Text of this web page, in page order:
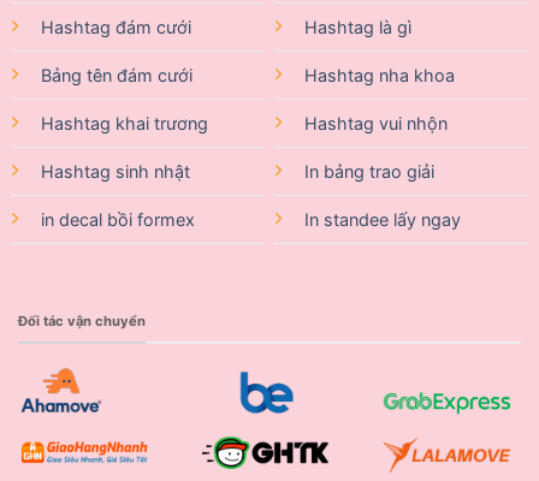
Hashtag đám cưới
Bảng tên đám cưới
Hashtag khai trương
Hashtag sinh nhật
in decal bồi formex
Hashtag là gì
Hashtag nha khoa
Hashtag vui nhộn
In bảng trao giải
In standee lấy ngay
Đối tác vận chuyển